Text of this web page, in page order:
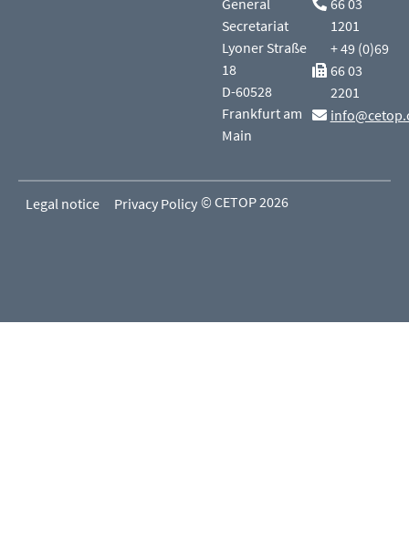
General
Secretariat
Lyoner Straße
18
D-60528
Frankfurt am
Main
66 03
1201
+ 49 (0)69
66 03
2201
Legal notice Privacy Policy © CETOP 2026